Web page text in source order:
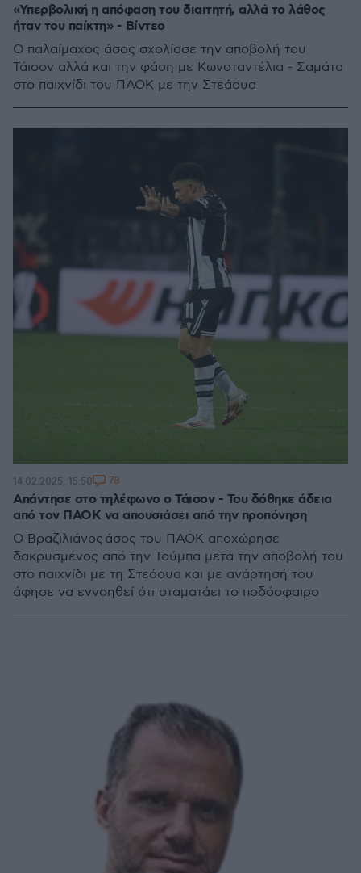
«Υπερβολική η απόφαση του διαιτητή, αλλά το λάθος
ήταν του παίκτη» - Βίντεο
Ο παλαίμαχος άσος σχολίασε την αποβολή του
Τάισον αλλά και την φάση με Κωνσταντέλια - Σαμάτα
στο παιχνίδι του ΠΑΟΚ με την Στεάουα
Απάντησε στο τηλέφωνο ο Τάισον - Του δόθηκε άδεια
από τον ΠΑΟΚ να απουσιάσει από την προπόνηση
Ο Βραζιλιάνος άσος του ΠΑΟΚ αποχώρησε
δακρυσμένος από την Τούμπα μετά την αποβολή του
στο παιχνίδι με τη Στεάουα και με ανάρτησή του
άφησε να εννοηθεί ότι σταματάει το ποδόσφαιρο
14.02.2025, 15:50 78